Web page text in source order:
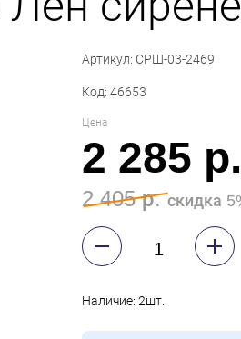
Артикул: СРШ-03-2469
Код: 46653
Цена
2 285 р.
2 405 р.скидка
Наличие: 2шт.